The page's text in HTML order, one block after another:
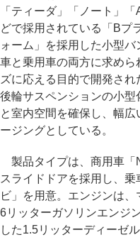
「ティーダ」「ノート」「
どで採用されている「Bプ
ォーム」を採用した小型バ
車と乗用車の両方に求めら
ズに応える目的で開発され
後輪サスペンションの小
と室内空間を確保し、幅
ージングとしている。
製品タイプは、商用車「
スライドドアを採用し、
ビ」を用意。エンジンは
6リッターガソリンエンジ
した1.5リッターディーゼ